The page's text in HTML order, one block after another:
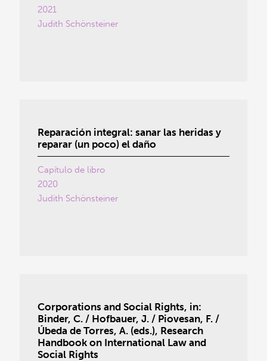
2021
Judith Schönsteiner
Reparación integral: sanar las heridas y
reparar (un poco) el daño
Capítulo de libro
2020
Judith Schönsteiner
Corporations and Social Rights, in:
Binder, C. / Hofbauer, J. / Piovesan, F. /
Úbeda de Torres, A. (eds.), Research
Handbook on International Law and
Social Rights